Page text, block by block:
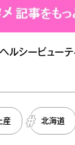
ルシービューテ
産 北海道